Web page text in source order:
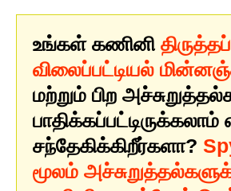
உங்கள் கணினி
விலைப்பட்டியல்
மற்றும் பிற
சந்தேகிக்கிறீர்களா?
மூலம்